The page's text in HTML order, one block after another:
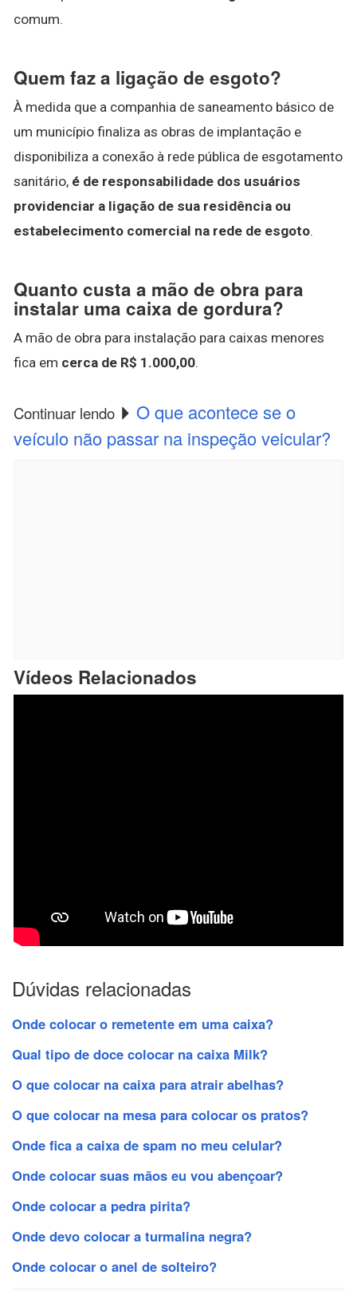
comum.
Quem faz a ligação de esgoto?
À medida que a companhia de saneamento básico de
um município finaliza as obras de implantação e
disponibiliza a conexão à rede pública de esgotamento
sanitário, é de responsabilidade dos usuários
providenciar a ligação de sua residência ou
estabelecimento comercial na rede de esgoto.
Quanto custa a mão de obra para
instalar uma caixa de gordura?
A mão de obra para instalação para caixas menores
fica em cerca de R$ 1.000,00.
Continuar lendo
O que acontece se o
veículo não passar na inspeção veicular?
Vídeos Relacionados
Dúvidas relacionadas
Onde colocar o remetente em uma caixa?
Qual tipo de doce colocar na caixa Milk?
O que colocar na caixa para atrair abelhas?
O que colocar na mesa para colocar os pratos?
Onde fica a caixa de spam no meu celular?
Onde colocar suas mãos eu vou abençoar?
Onde colocar a pedra pirita?
Onde devo colocar a turmalina negra?
Onde colocar o anel de solteiro?